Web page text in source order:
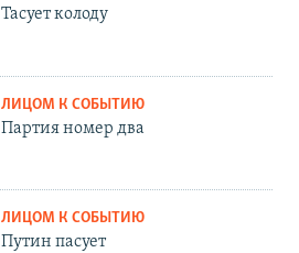
Тасует колоду
ЛИЦОМ К СОБЫТИЮ
Партия номер два
ЛИЦОМ К СОБЫТИЮ
Путин пасует